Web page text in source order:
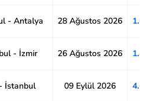
- Antalya 28 Ağustos 2026
- İzmir 26 Ağustos 2026
İstanbul 09 Eylül 2026